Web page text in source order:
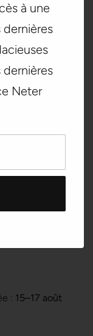
à une
Neter
(cm)
: 15⁠–17 août